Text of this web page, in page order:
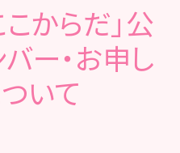
からだ」公
ー・お申し
いて